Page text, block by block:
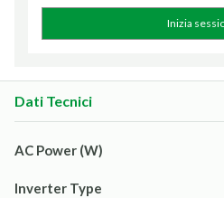
Inizia
Dati Tecnici
AC Power (W)
Inverter Type